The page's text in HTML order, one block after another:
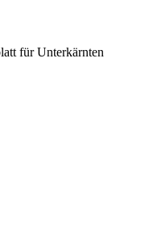
für Unterkärnten